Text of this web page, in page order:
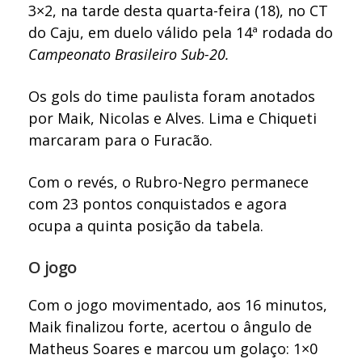
3×2, na tarde desta quarta-feira (18), no CT
do Caju, em duelo válido pela 14ª rodada do
Campeonato Brasileiro Sub-20.
Os gols do time paulista foram anotados
por Maik, Nicolas e Alves. Lima e Chiqueti
marcaram para o Furacão.
Com o revés, o Rubro-Negro permanece
com 23 pontos conquistados e agora
ocupa a quinta posição da tabela.
O jogo
Com o jogo movimentado, aos 16 minutos,
Maik finalizou forte, acertou o ângulo de
Matheus Soares e marcou um golaço: 1×0